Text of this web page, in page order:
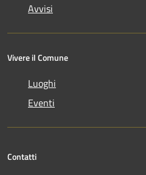
Avvisi
Vivere il Comune
Luoghi
Eventi
Contatti